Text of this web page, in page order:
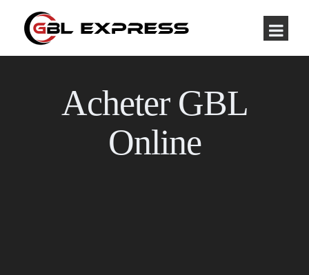
Acheter GBL
Online